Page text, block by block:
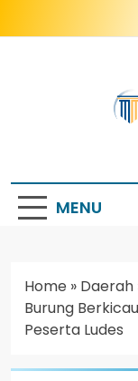
MENU
Home » Daerah
Burung
Peserta Ludes